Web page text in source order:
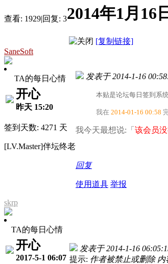
查看: 1929|回复: 32014年1月16
[复制链接]
SaneSoft
TA的每日心情
开心
昨天 15:20
签到天数: 4271 天
[LV.Master]伴坛终老
发表于 2014-1-16
本贴是论坛每日签到系
我在 2014-01-16 00:58
我今天最想说:「 该会员
回复
使用道具 举报
skrp
TA的每日心情
开心
2017-5-1 06:07
发表于 2014-1-16
提示: 作者被禁止或删除 内